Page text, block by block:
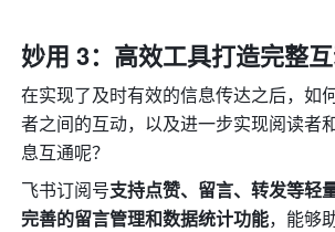
妙用 3：高效工具打造完整
在实现了及时有效的信息传达之后，如
者之间的互动，以及进一步实现阅读者
息互通呢？
飞书订阅号支持点赞、留言、转发等轻
完善的留言管理和数据统计功能，能够